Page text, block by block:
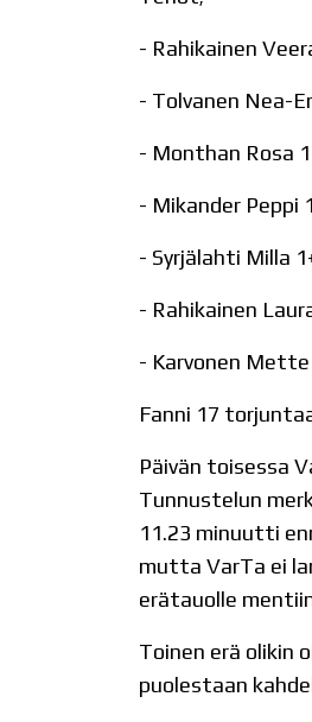
- Rahikainen
- Tolvanen Nea-
- Monthan Rosa
- Mikander Peppi
- Syrjälahti Milla
- Rahikainen
- Karvonen Mette
Fanni 17
Päivän toisessa
Tunnustelun
11.23 minuutti
mutta VarTa ei
erätauolle
Toinen erä olikin
puolestaan